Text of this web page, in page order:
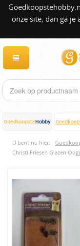
onze site, dan ga je
GoedkoopsteHobby
U bent nu hier:
Christi Friesen Glazen